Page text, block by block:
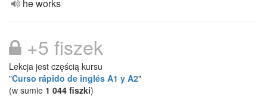
he works
+5 fiszek
Lekcja jest częścią kursu
"Curso rápido de inglés A1 y A2"
(w sumie 1 044 fiszki)